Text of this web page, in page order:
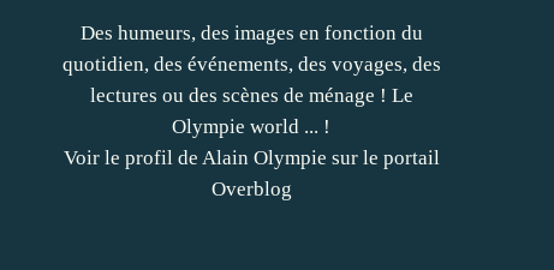
Des humeurs, des images en fonction du
quotidien, des événements, des voyages, des
lectures ou des scènes de ménage ! Le
Olympie world ... !
Voir le profil de Alain Olympie sur le portail
Overblog